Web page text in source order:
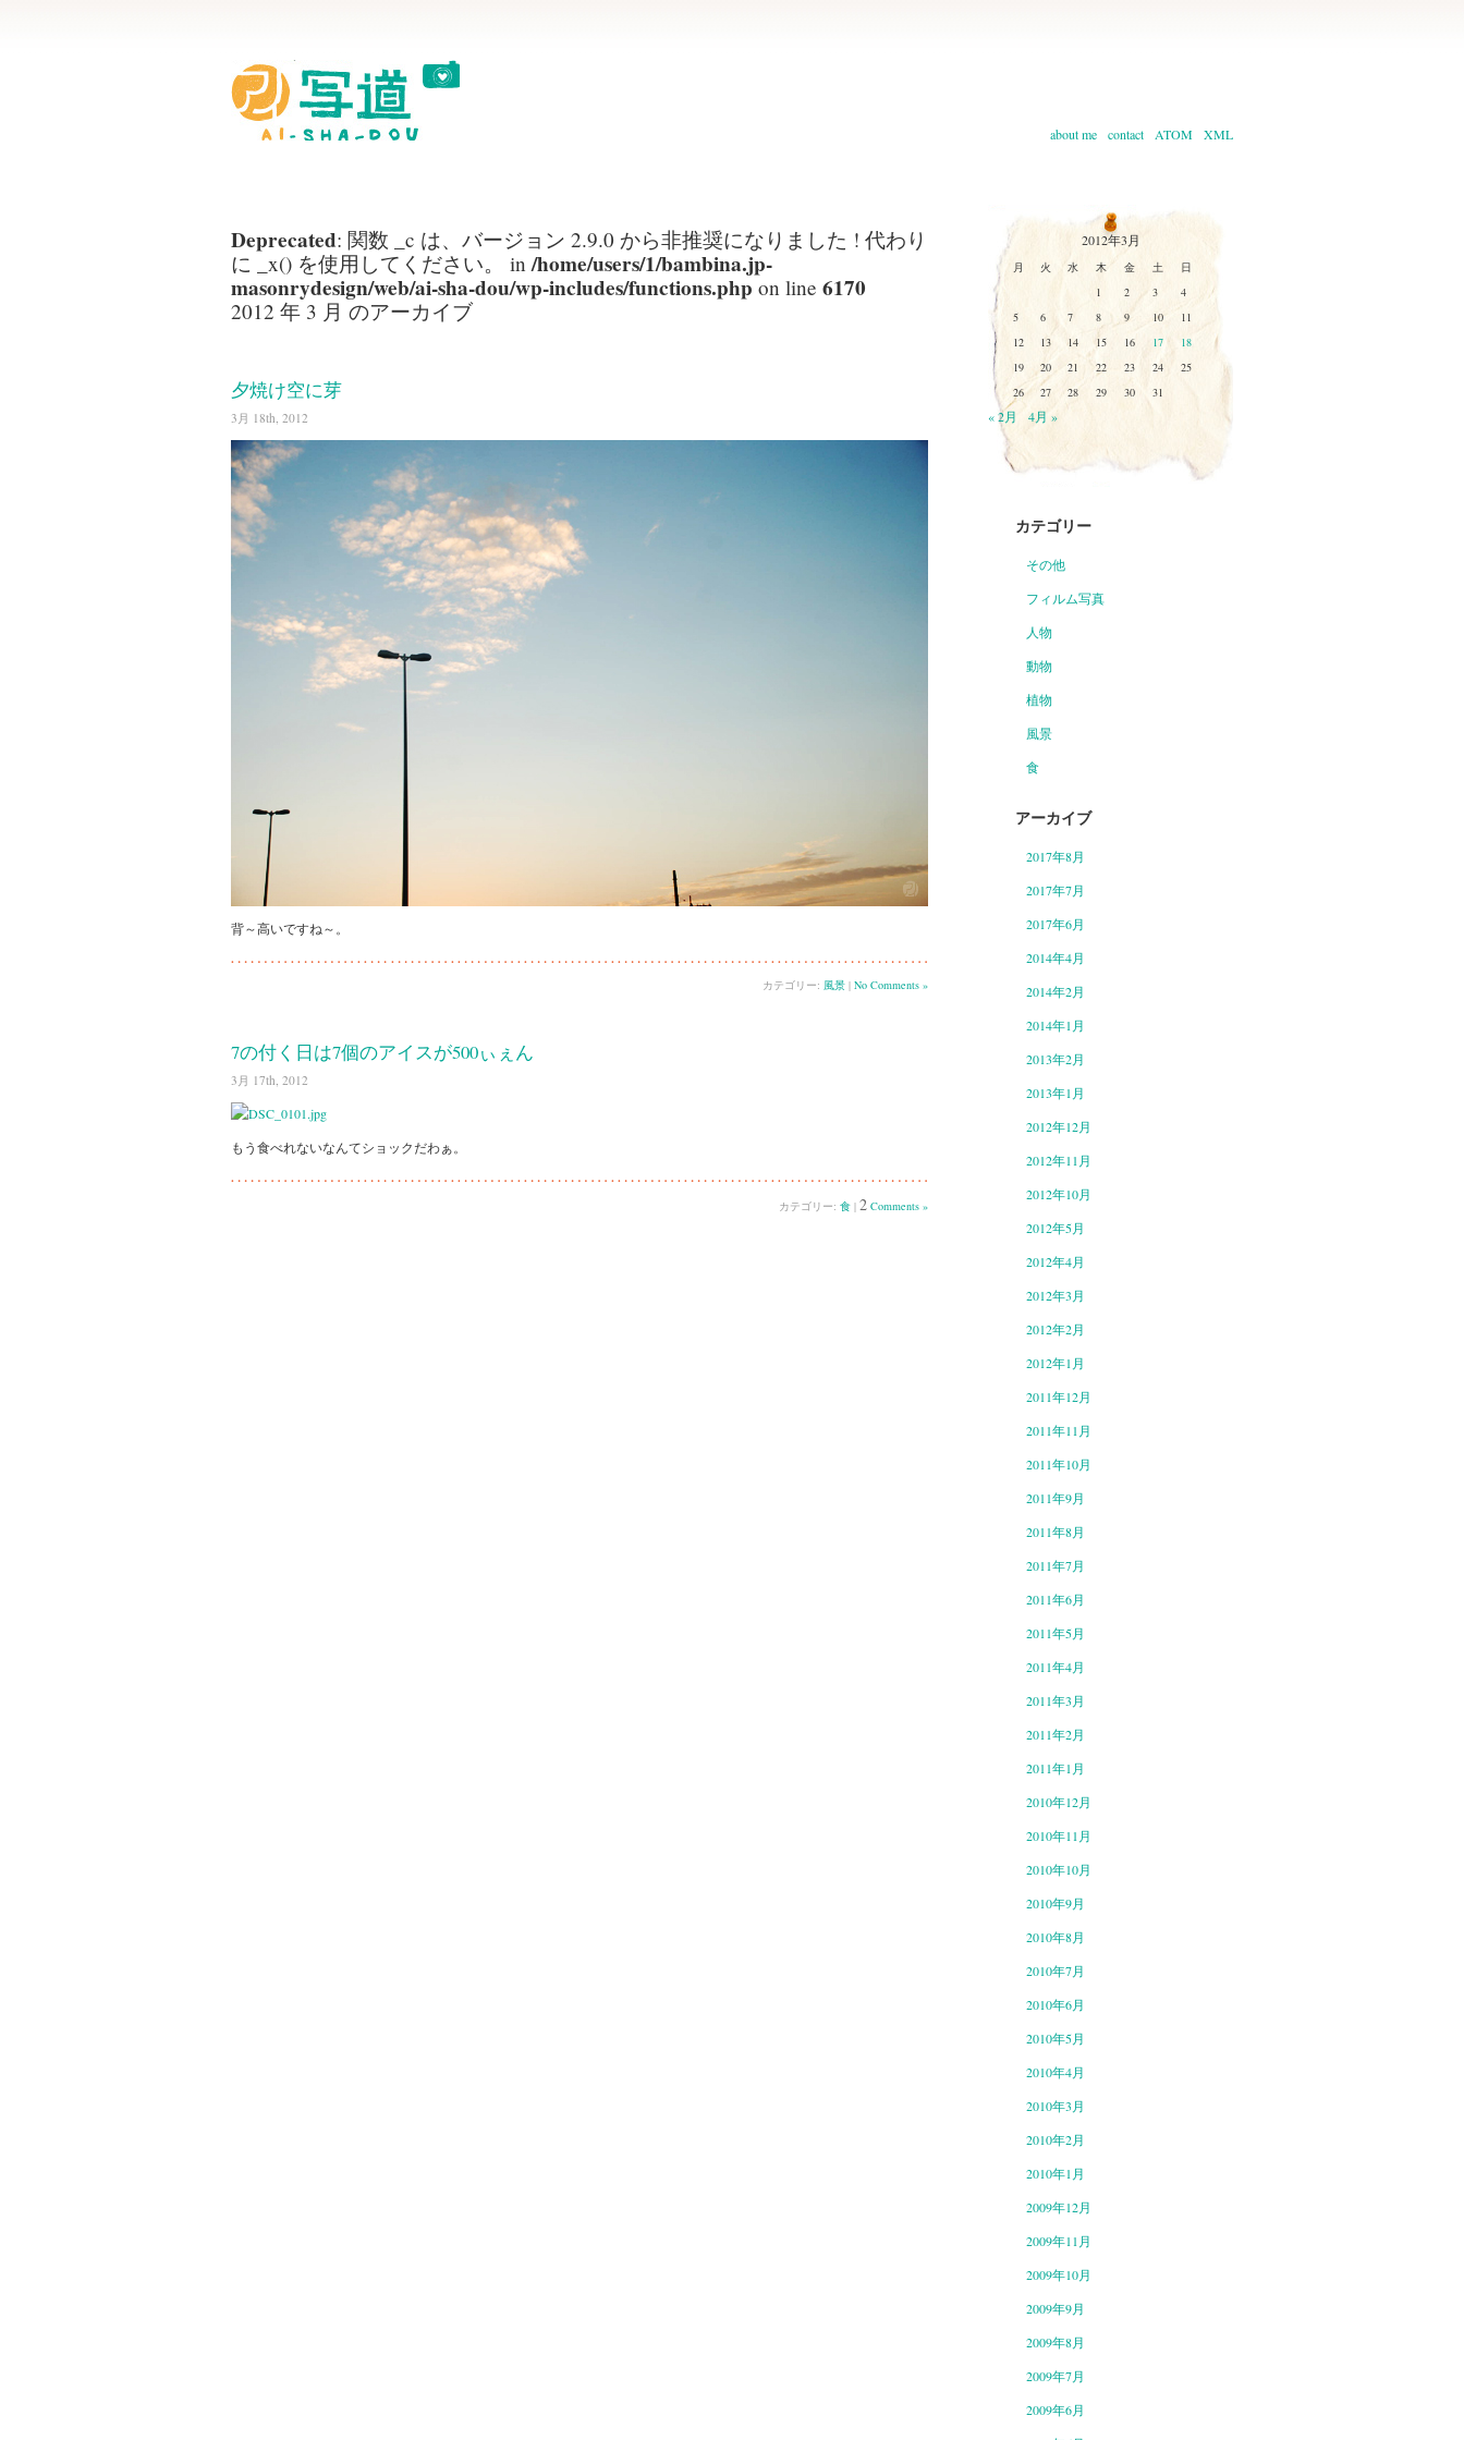
about me contact ATOM XML
Deprecated: 関数 _c は、バージョン 2.9.0 から非推奨になりました ! 代わり
に _x() を使用してください。 in/home/users/1/bambina.jp-
masonrydesign/web/ai-sha-dou/wp-includes/functions.php on line 6170
2012 年 3 月 のアーカイブ
夕焼け空に芽
3月 18th, 2012
背～高いですね～。
カテゴリー: 風景 | No Comments »
7の付く日は7個のアイスが500ぃぇん
3月 17th, 2012
もう食べれないなんてショックだわぁ。
カテゴリー: 食 | 2 Comments »
2012年3月
月 火 水 木 金 土
日
1
2 3
4
5
6 7 8 9 10
11
12
13 14 15 16 17
18
19
20 21 22 23 24
25
26
27 28 29 30 31
« 2月 4月 »
カテゴリー
その他
フィルム写真
人物
動物
植物
風景
食
アーカイブ
2017年8月
2017年7月
2017年6月
2014年4月
2014年2月
2014年1月
2013年2月
2013年1月
2012年12月
2012年11月
2012年10月
2012年5月
2012年4月
2012年3月
2012年2月
2012年1月
2011年12月
2011年11月
2011年10月
2011年9月
2011年8月
2011年7月
2011年6月
2011年5月
2011年4月
2011年3月
2011年2月
2011年1月
2010年12月
2010年11月
2010年10月
2010年9月
2010年8月
2010年7月
2010年6月
2010年5月
2010年4月
2010年3月
2010年2月
2010年1月
2009年12月
2009年11月
2009年10月
2009年9月
2009年8月
2009年7月
2009年6月